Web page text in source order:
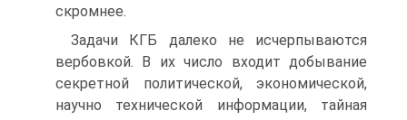
скромнее.
Задачи КГБ далеко не исчерпываются
вербовкой. В их число входит добывание
секретной политической, экономической,
научно технической информации, тайная